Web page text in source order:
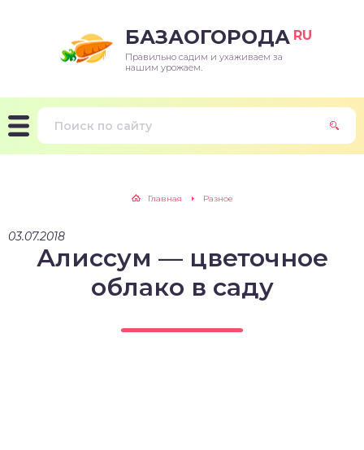
БАЗАОГОРОДА RU
Правильно садим и ухаживаем за
нашим урожаем.
Главная Разное
03.07.2018
Алиссум — цветочное
облако в саду